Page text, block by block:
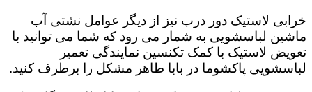
خرابی لاستیک دور درب نیز از دیگر عوامل نشتی آب
ماشین لباسشویی به شمار می رود که شما می توانید با
تعویض لاستیک با کمک تکنسین نمایندگی تعمیر
لباسشویی پاکشوما در بابا طاهر مشکل را برطرف کنید.